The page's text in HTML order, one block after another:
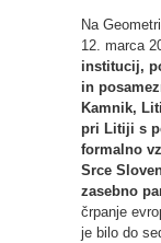
Na
12. marca
institucij,
in
Kamnik,
pri Litiji s
formalno
Srce
zasebno
črpanje
je bilo do